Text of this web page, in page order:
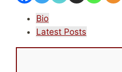
The
following
Bio
Latest Posts